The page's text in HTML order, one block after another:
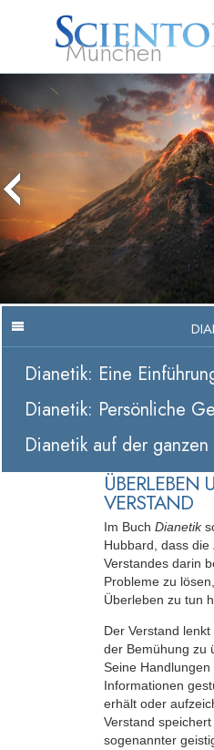
München
Hubbard
Scientology?
Dianetik: Eine
Dianetik: Persönliche
Dianetik auf der
ÜBERLEBEN
VERSTAND
Im Buch Dianetik
Hubbard, dass
Verstandes darin
Probleme zu
Überleben zu tun
Der Verstand
der Bemühung zu
Seine
Informationen
erhält oder
Verstand
sogenannter